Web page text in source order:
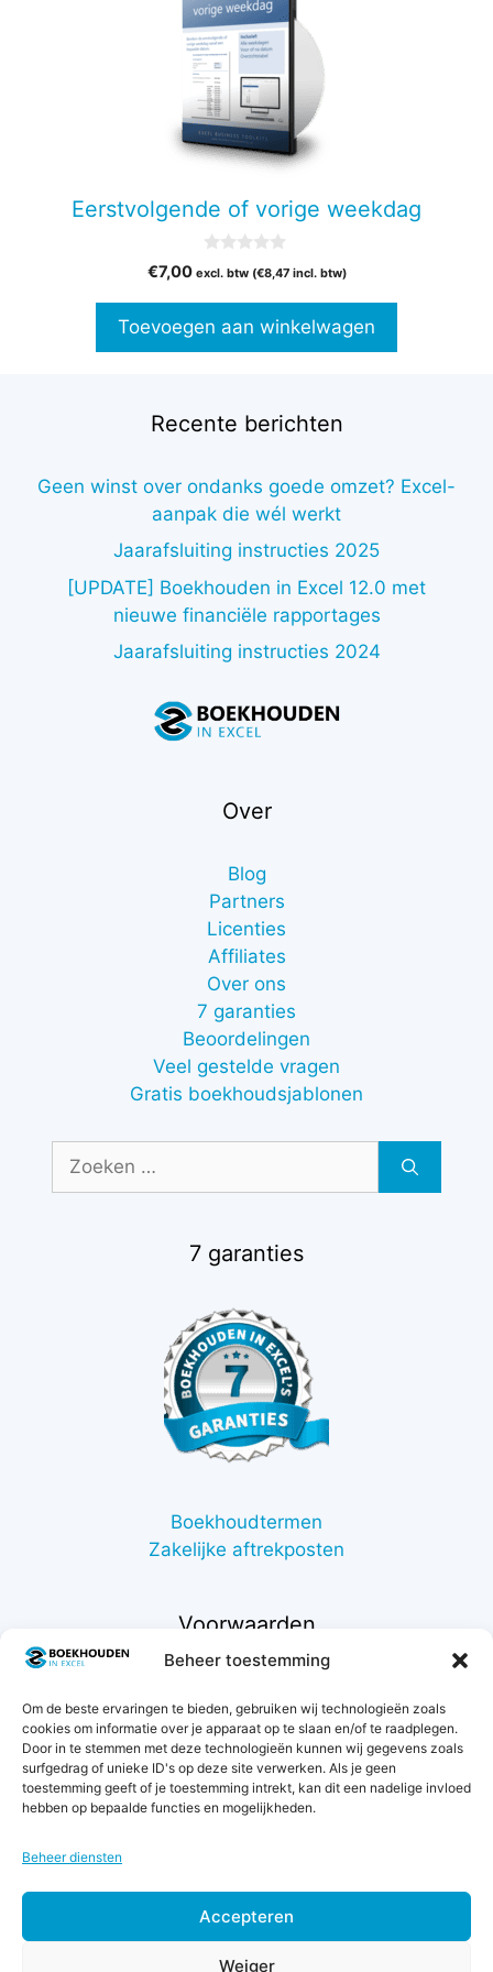
Beheer toestemming
Om de beste ervaringen te bieden, gebruiken wij technologieën zoals
cookies om informatie over je apparaat op te slaan en/of te raadplegen.
Door in te stemmen met deze technologieën kunnen wij gegevens zoals
surfgedrag of unieke ID's op deze site verwerken. Als je geen
toestemming geeft of je toestemming intrekt, kan dit een nadelige invloed
hebben op bepaalde functies en mogelijkheden.
Beheer diensten
Accepteren
Weiger
Eerstvolgende of vorige weekdag
v
5
€7,00 excl. btw (€8,47incl. btw)
Toevoegen aan winkelwagen
Recente berichten
Geen winst over ondanks goede omzet? Excel-
aanpak die wél werkt
Jaarafsluiting instructies 2025
[UPDATE] Boekhouden in Excel 12.0 met
nieuwe financiële rapportages
Jaarafsluiting instructies 2024
Over
Blog
Partners
Licenties
Affiliates
Over ons
7 garanties
Beoordelingen
Veel gestelde vragen
Gratis boekhoudsjablonen
Zoek
7 garanties
Boekhoudtermen
Zakelijke aftrekposten
Voorwaarden
Support
Retourneren
Privacybeleid
Betaalmethodes